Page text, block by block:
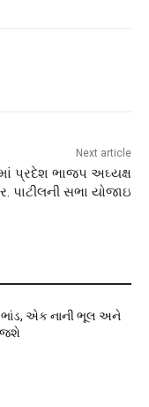
Next article
પ્રદેશ ભાજપ અઘ્યક્ષ
પાટીલની સભા યોજાઇ
એક નાની ભૂલ અને
જશે